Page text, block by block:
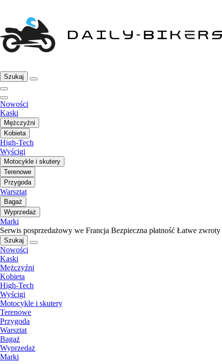
Szukaj
Nowości
Kaski
Mężczyźni
Kobieta
High-Tech
Wyścigi
Motocykle i skutery
Terenowe
Przygoda
Warsztat
Bagaż
Wyprzedaż
Marki
Serwis posprzedażowy we Francja Bezpieczna płatność Łatwe zwroty
Szukaj
Nowości
Kaski
Mężczyźni
Kobieta
High-Tech
Wyścigi
Motocykle i skutery
Terenowe
Przygoda
Warsztat
Bagaż
Wyprzedaż
Marki